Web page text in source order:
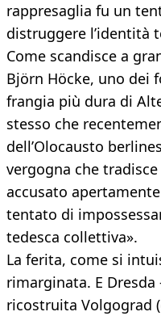
rappresaglia fu un
distruggere l’identità
Come scandisce a
Björn Höcke, uno dei
frangia più dura di
stesso che
dell’Olocausto
vergogna che
accusato
tentato di
tedesca collettiva».
La ferita, come si
rimarginata. E Dresda
ricostruita Volgograd